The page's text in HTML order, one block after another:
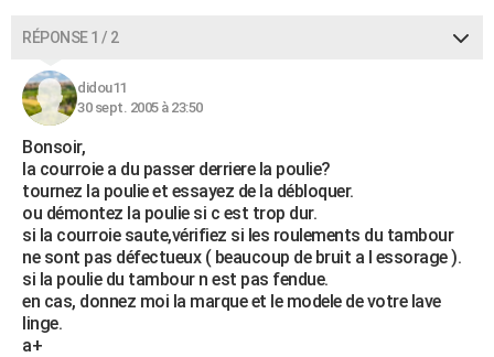
S'inscrire
Se connecter
Lycées
Collèges
Primaires
Universités
Entreprises
Service militaire
Avis de recherche
AVIS DE DÉCÈS
FORUM
Bricolage
Lifestyle
Culture
Sport
Auto
Television
Voyage
Cinema
RÉPONSE 1 / 2
didou11
30 sept. 2005 à 23:50
Bonsoir,
la courroie a du passer derriere la poulie?
tournez la poulie et essayez de la débloquer.
ou démontez la poulie si c est trop dur.
si la courroie saute,vérifiez si les roulements du tambour
ne sont pas défectueux ( beaucoup de bruit a l essorage ).
si la poulie du tambour n est pas fendue.
en cas, donnez moi la marque et le modele de votre lave
linge.
a+